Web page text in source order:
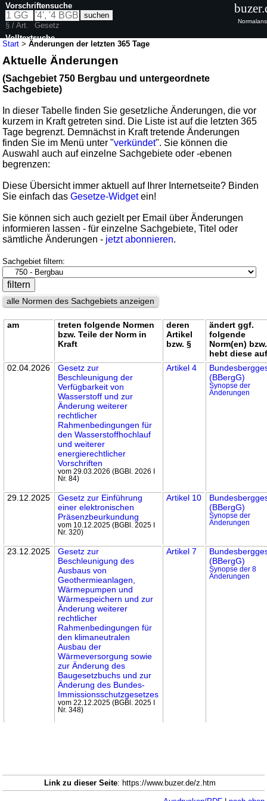
Start >Änderungen der letzten 365 Tage
Aktuelle Änderungen
(Sachgebiet 750 Bergbau und untergeordnete
Sachgebiete)
In dieser Tabelle finden Sie gesetzliche Änderungen, die vor
kurzem in Kraft getreten sind. Die Liste ist auf die letzten 365
Tage begrenzt. Demnächst in Kraft tretende Änderungen
finden Sie im Menü unter "verkündet". Sie können die
Auswahl auch auf einzelne Sachgebiete oder -ebenen
begrenzen:
Diese Übersicht immer aktuell auf Ihrer Internetseite? Binden
Sie einfach dasGesetze-Widgetein!
Sie können sich auch gezielt per Email über Änderungen
informieren lassen - für einzelne Sachgebiete, Titel oder
sämtliche Änderungen - jetzt abonnieren.
Sachgebiet filtern:
alle Normen des Sachgebiets anzeigen
am
treten folgende Normen
bzw. Teile der Norm in
Kraft
deren
Artikel
bzw. §
ändert ggf.
folgende
Norm(en) bzw.
hebt diese
02.04.2026
Gesetz zur
Beschleunigung der
Verfügbarkeit von
Wasserstoff und zur
Änderung weiterer
recht­licher
Rahmenbedingungen für
den Wasserstoffhochlauf
und weiterer
energierecht­licher
Vorschriften
vom 29.03.2026 (BGBl. 2026 I
Nr. 84)
Artikel 4
(BBergG)
Synopse der
Änderungen
29.12.2025
Gesetz zur Einführung
einer elektronischen
Präsenzbeurkundung
vom 10.12.2025 (BGBl. 2025 I
Nr. 320)
Artikel 10
(BBergG)
Synopse der
Änderungen
23.12.2025
Gesetz zur
Beschleunigung des
Ausbaus von
Geothermieanlagen,
Wärmepumpen und
Wärmespeichern und zur
Änderung weiterer
recht­licher
Rahmenbedingungen für
den klimaneutralen
Ausbau der
Wärme­versorgung sowie
zur Änderung des
Bau­gesetzbuchs und zur
Änderung des Bundes-
Immissions­schutz­gesetzes
vom 22.12.2025 (BGBl. 2025 I
Nr. 348)
Artikel 7
(BBergG)
Synopse der 8
Änderungen
Vorschriftensuche
§ / Art.
Gesetz
Volltextsuche
Link zu dieser Seite: https://www.buzer.de/z.htm